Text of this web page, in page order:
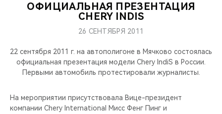
МОДЕЛИ
КРОССОВЕРЫ
СЕДАНЫ
ПОКУПАТЕЛЯМ
КРЕДИТ И СТРАХОВАНИЕ
ВЛАДЕЛЬЦАМ
ЗАПЧАСТИ И АКСЕССУАРЫ
CHERY CONNECT
МИР CHERY
О БРЕНДЕ
ЛЮДИ CHERY
АКЦИИ
ОНЛАЙН СЕРВИСЫ
КРЕДИТ
О КОМПАНИИ
МЫ В СОЦСЕТЯХ
ОФИЦИАЛЬНАЯ ПРЕЗЕНТАЦИЯ
CHERY INDIS
26 СЕНТЯБРЯ 2011
22 сентября 2011 г. на автополигоне в Мячково состоялась
официальная презентация модели Chery IndiS в России.
Первыми автомобиль протестировали журналисты.
На мероприятии присутствовала Вице-президент
компании Chery International Мисс Фенг Пинг и